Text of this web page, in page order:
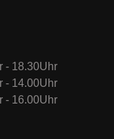
- 18.30Uhr
- 14.00Uhr
- 16.00Uhr